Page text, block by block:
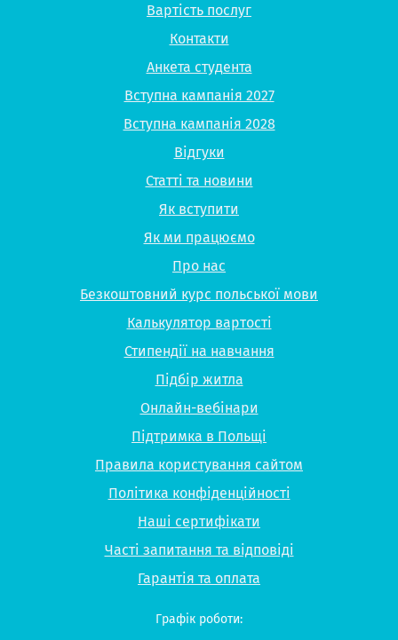
Вартість послуг
Контакти
Анкета студента
Вступна кампанія 2027
Вступна кампанія 2028
Відгуки
Статті та новини
Як вступити
Як ми працюємо
Про нас
Безкоштовний курс польської мови
Калькулятор вартості
Стипендії на навчання
Підбір житла
Онлайн-вебінари
Підтримка в Польщі
Правила користування сайтом
Політика конфіденційності
Наші сертифікати
Часті запитання та відповіді
Гарантія та оплата
Графік роботи: